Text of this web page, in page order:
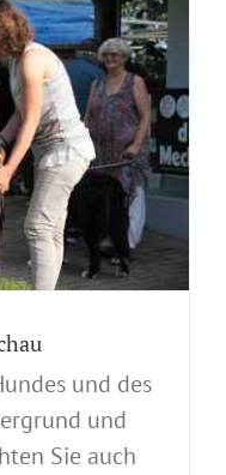
und des
und
Sie auch